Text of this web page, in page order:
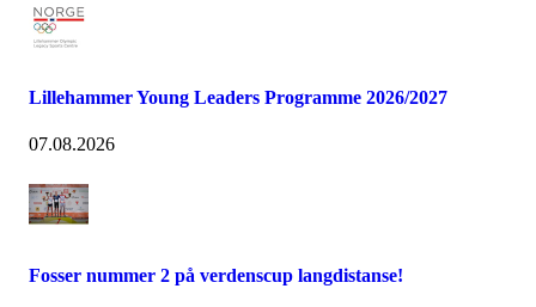
Lillehammer Young Leaders Programme 2026/2027
07.08.2026
Fosser nummer 2 på verdenscup langdistanse!